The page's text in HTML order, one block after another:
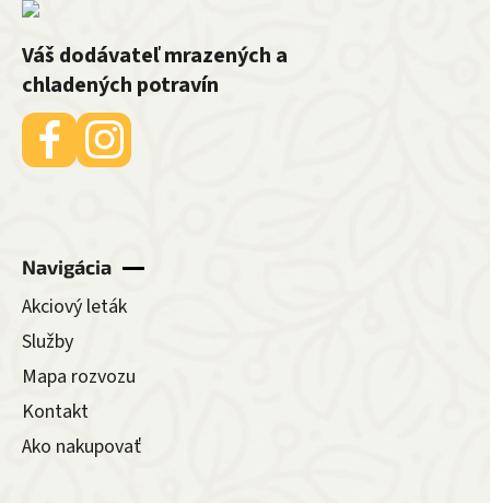
Váš dodávateľ mrazených a
chladených potravín
Navigácia
Akciový leták
Služby
Mapa rozvozu
Kontakt
Ako nakupovať